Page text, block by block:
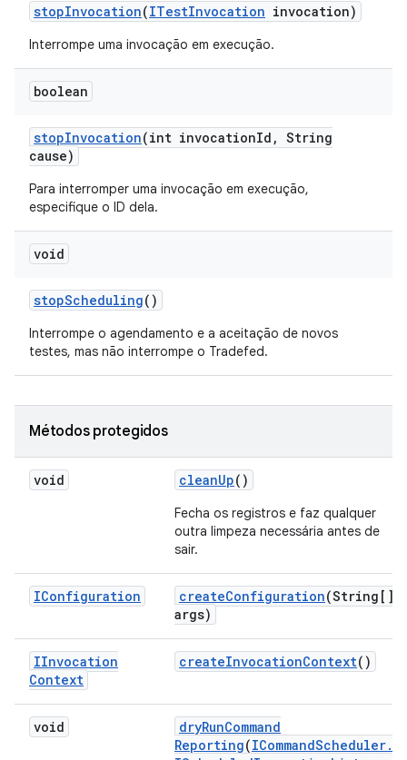
stopInvocation(ITestInvocation invocation)
Interrompe uma invocação em execução.
boolean
stopInvocation(int invocationId , String
cause)
Para interromper uma invocação em execução,
especifique o ID dela.
void
stopScheduling()
Interrompe o agendamento e a aceitação de novos
testes, mas não interrompe o Tradefed.
Métodos protegidos
void cleanUp()
Fecha os registros e faz qualquer
outra limpeza necessária antes de
sair.
IConfiguration createConfiguration(String[]
args)
IInvocation
Context
createInvocationContext()
void dryRunCommand
Reporting(ICommandScheduler.